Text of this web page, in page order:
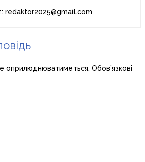
redaktor2025@gmail.com
оприлюднюватиметься. Обов’язкові